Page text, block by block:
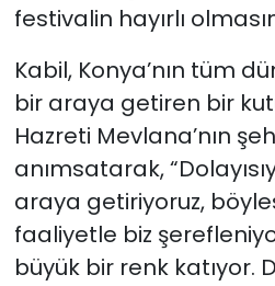
festivalin hayırlı
Kabil, Konya’nın tüm
bir araya getiren bir
Hazreti Mevlana’nın
anımsatarak,
araya getiriyoruz,
faaliyetle biz
büyük bir renk katıyor.